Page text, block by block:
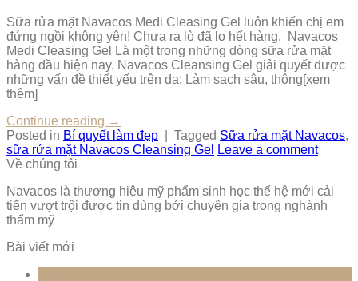
Sữa rửa mặt Navacos Medi Cleasing Gel luôn khiến chị em
đứng ngồi không yên! Chưa ra lò đã lo hết hàng. Navacos
Medi Cleasing Gel Là một trong những dòng sữa rửa mặt
hàng đầu hiện nay, Navacos Cleansing Gel giải quyết được
những vấn đề thiết yếu trên da: Làm sạch sâu, thông[xem
thêm]
Continue reading →
Posted in Bí quyết làm đẹp Tagged Sữa rửa mặt Navacos,
sữa rửa mặt Navacos Cleansing Gel
Leave a comment
Về chúng tôi
Navacos là thương hiệu mỹ phẩm sinh học thế hệ mới cải
tiến vượt trội được tin dùng bởi chuyên gia trong nghành
thẩm mỹ
Bài viết mới